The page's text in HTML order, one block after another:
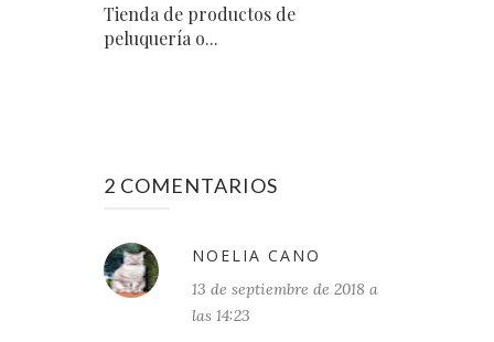
Tienda de productos de
peluquería o...
2 COMENTARIOS
NOELIA CANO
13 de septiembre de 2018 a
las 14:23